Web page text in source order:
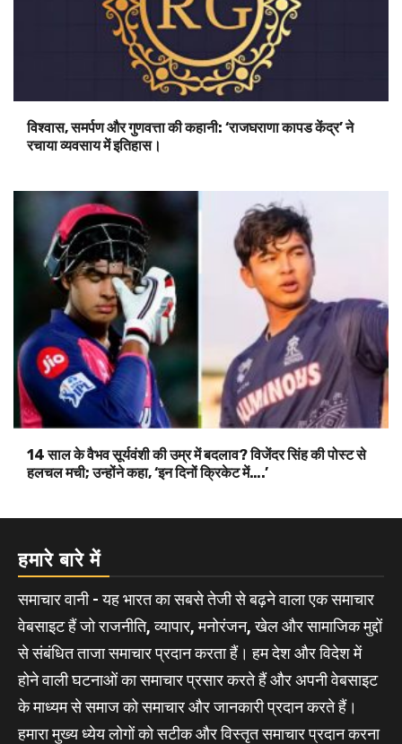
विश्वास, समर्पण और गुणवत्ता की कहानी: ‘राजघराणा कापड केंद्र’ ने
रचाया व्यवसाय में इतिहास।
14 साल के वैभव सूर्यवंशी की उम्र में बदलाव? विजेंदर सिंह की पोस्ट से
हलचल मची; उन्होंने कहा, ‘इन दिनों क्रिकेट में….’
हमारे बारे में
समाचार वानी - यह भारत का सबसे तेजी से बढ़ने वाला एक समाचार
वेबसाइट हैं जो राजनीति, व्यापार, मनोरंजन, खेल और सामाजिक मुद्दों
से संबंधित ताजा समाचार प्रदान करता हैं। हम देश और विदेश में
होने वाली घटनाओं का समाचार प्रसार करते हैं और अपनी वेबसाइट
के माध्यम से समाज को समाचार और जानकारी प्रदान करते हैं।
हमारा मुख्य ध्येय लोगों को सटीक और विस्तृत समाचार प्रदान करना